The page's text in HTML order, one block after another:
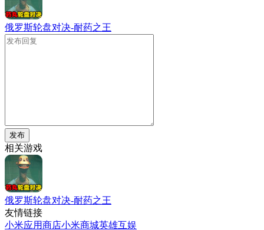
俄罗斯轮盘对决-耐药之王
发布
相关游戏
俄罗斯轮盘对决-耐药之王
友情链接
小米应用商店小米商城英雄互娱